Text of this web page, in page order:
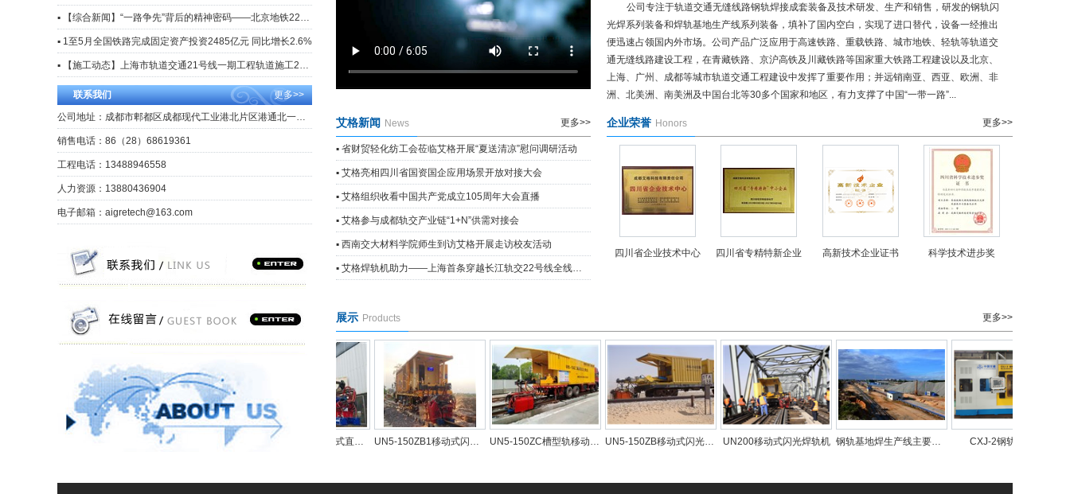
公司专注于轨道交通无缝线路钢轨焊接成套装备及技术研发、生产和销售，研发的钢轨闪
光焊系列装备和焊轨基地生产线系列装备，填补了国内空白，实现了进口替代，设备一经推出
便迅速占领国内外市场。公司产品广泛应用于高速铁路、重载铁路、城市地铁、轻轨等轨道交
通无缝线路建设工程，在青藏铁路、京沪高铁及川藏铁路等国家重大铁路工程建设以及北京、
上海、广州、成都等城市轨道交通工程建设中发挥了重要作用；并远销南亚、西亚、欧洲、非
洲、北美洲、南美洲及中国台北等30多个国家和地区，有力支撑了中国“一带一路”...
▪ 【综合新闻】“一路争先”背后的精神密码——北京地铁22号线施工建设侧记
▪ 1至5月全国铁路完成固定资产投资2485亿元 同比增长2.6%
▪ 【施工动态】上海市轨道交通21号线一期工程轨道施工2标段焊轨施工正式启动
更多>>
艾格新闻 News
▪ 省财贸轻化纺工会莅临艾格开展“夏送清凉”慰问调研活动
▪ 艾格亮相四川省国资国企应用场景开放对接大会
▪ 艾格组织收看中国共产党成立105周年大会直播
▪ 艾格参与成都轨交产业链“1+N”供需对接会
▪ 西南交大材料学院师生到访艾格开展走访校友活动
▪ 艾格焊轨机助力——上海首条穿越长江轨交22号线全线轨通
更多>>
企业荣誉 Honors
四川省企业技术中心 四川省专精特新企业 高新技术企业证书 科学技术进步奖
更多>>
展示 Products
UN5-150ZB3移动式新能源闪光焊轨机 UN5-150ZB2移动式直流闪光焊轨机 UN5-150ZB1移动式闪光焊轨机 UN5-150ZC槽型轨移动式闪光焊轨机 UN5-150ZB移动式闪光焊轨机 UN200移动式闪光焊轨机 钢轨基地焊生产线主要装备 CXJ-2钢轨除锈机
更多>>
联系我们
公司地址：成都市郫都区成都现代工业港北片区港通北一路39号
销售电话：86（28）68619361
工程电话：13488946558
人力资源：13880436904
电子邮箱：aigretech@163.com